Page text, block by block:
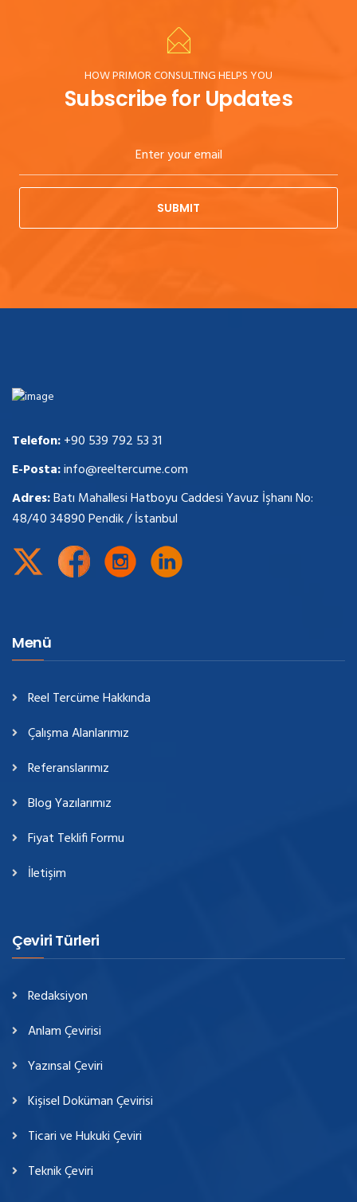
HOW PRIMOR CONSULTING HELPS YOU
Subscribe for Updates
SUBMIT
Telefon:+90 539 792 53 31
E-Posta:info@reeltercume.com
Adres:Batı Mahallesi Hatboyu Caddesi Yavuz İşhanı No:
48/40 34890 Pendik / İstanbul
Menü
Reel Tercüme Hakkında
Çalışma Alanlarımız
Referanslarımız
Blog Yazılarımız
Fiyat Teklifi Formu
İletişim
Çeviri Türleri
Redaksiyon
Anlam Çevirisi
Yazınsal Çeviri
Kişisel Doküman Çevirisi
Ticari ve Hukuki Çeviri
Teknik Çeviri